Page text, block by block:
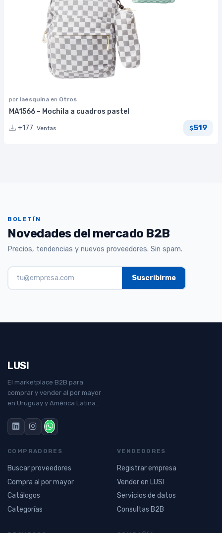
por laesquina en Otros
MA1566 – Mochila a cuadros pastel
+177 Ventas $519
BOLETÍN
Novedades del mercado B2B
Precios, tendencias y nuevos proveedores. Sin spam.
LUSI
El marketplace B2B para
comprar y vender al por mayor
en Uruguay y América Latina.
COMPRADORES
Buscar proveedores
Compra al por mayor
Catálogos
Categorías
VENDEDORES
Registrar empresa
Vender en LUSI
Servicios de datos
Consultas B2B